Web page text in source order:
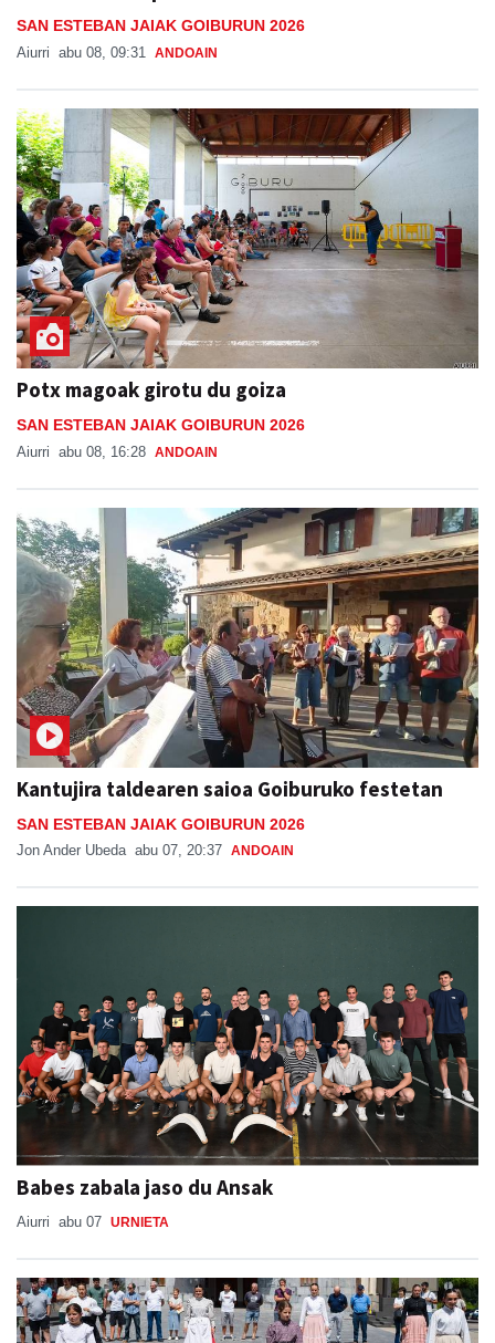
SAN ESTEBAN JAIAK GOIBURUN 2026
Aiurri abu 08, 09:31 ANDOAIN
Potx magoak girotu du goiza
SAN ESTEBAN JAIAK GOIBURUN 2026
Aiurri abu 08, 16:28 ANDOAIN
Kantujira taldearen saioa Goiburuko festetan
SAN ESTEBAN JAIAK GOIBURUN 2026
Jon Ander Ubeda abu 07, 20:37 ANDOAIN
Babes zabala jaso du Ansak
Aiurri abu 07 URNIETA